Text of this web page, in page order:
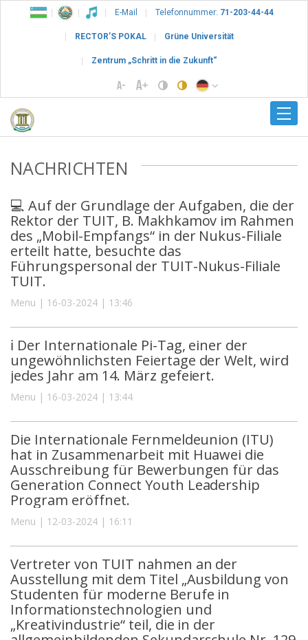
E-Mail Telefonnummer: 71-203-44-44
RECTOR’S POKAL Grüne Universität
Zentrum „Schritt in die Zukunft“
NACHRICHTEN
💻 Auf der Grundlage der Aufgaben, die der
Rektor der TUIT, B. Makhkamov im Rahmen
des „Mobil-Empfangs“ in der Nukus-Filiale
erteilt hatte, besuchte das
Führungspersonal der TUIT-Nukus-Filiale
TUIT.
Menu | 16-03-2024 | 13:46
ℹ️ Der Internationale Pi-Tag, einer der
ungewöhnlichsten Feiertage der Welt, wird
jedes Jahr am 14. März gefeiert.
Menu | 16-03-2024 | 13:44
Die Internationale Fernmeldeunion (ITU)
hat in Zusammenarbeit mit Huawei die
Ausschreibung für Bewerbungen für das
Generation Connect Youth Leadership
Program eröffnet.
Menu | 12-03-2024 | 16:11
Vertreter von TUIT nahmen an der
Ausstellung mit dem Titel „Ausbildung von
Studenten für moderne Berufe in
Informationstechnologien und
„Kreativindustrie“ teil, die in der